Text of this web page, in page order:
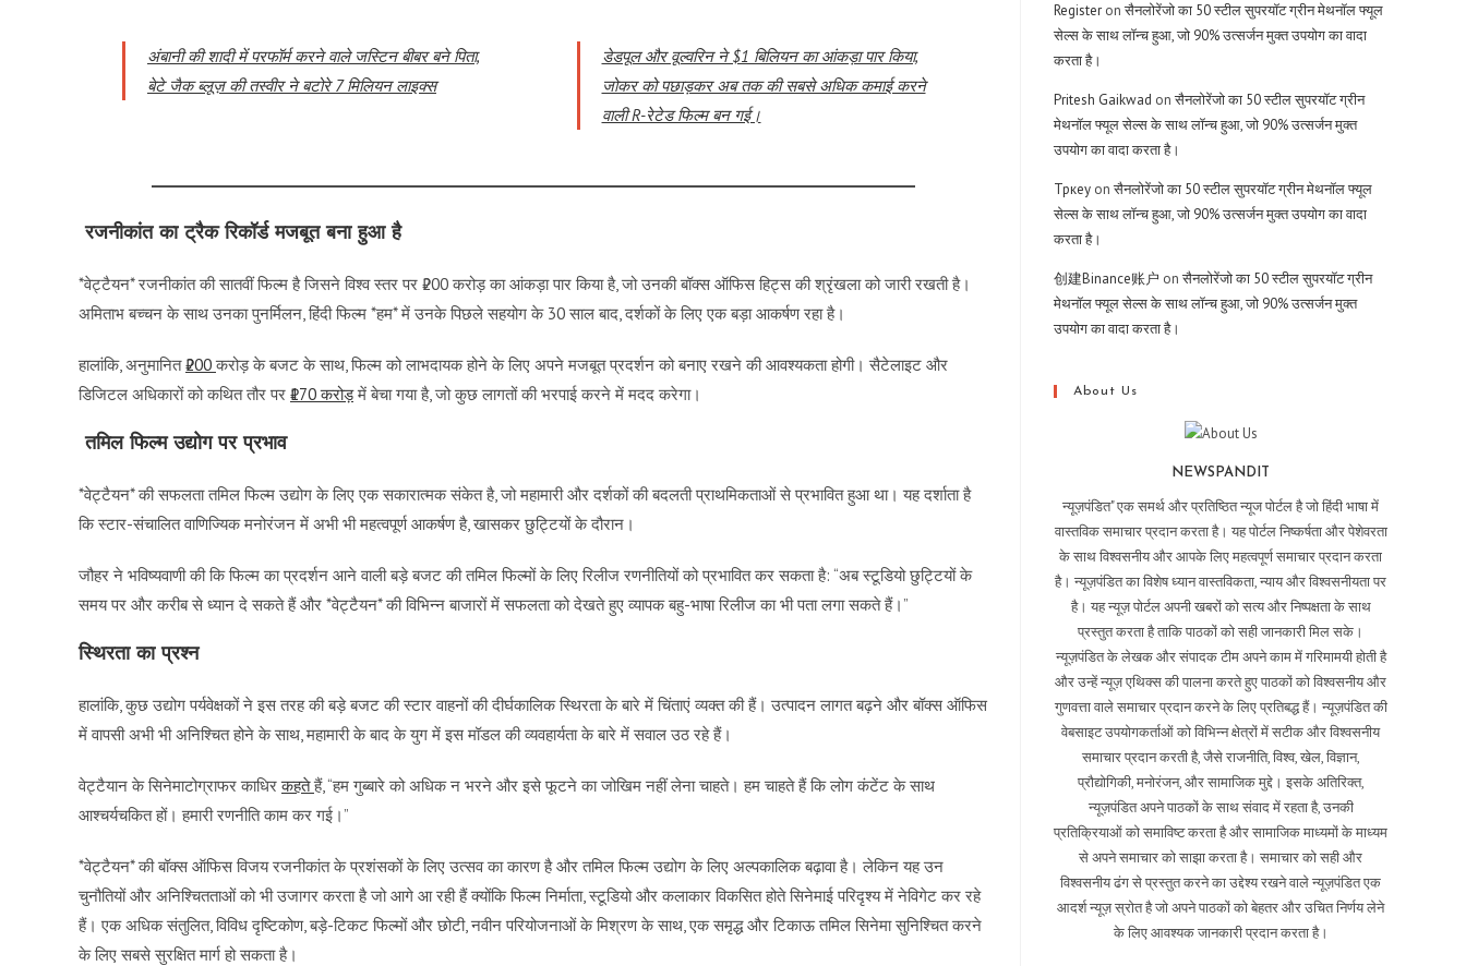
अंबानी की शादी में परफॉर्म करने वाले जस्टिन बीबर बने पिता,
बेटे जैक ब्लूज़ की तस्वीर ने बटोरे 7 मिलियन लाइक्स
डेडपूल और वूल्वरिन ने $1 बिलियन का आंकड़ा पार किया,
जोकर को पछाड़कर अब तक की सबसे अधिक कमाई करने
वाली R-रेटेड फिल्म बन गई।
रजनीकांत का ट्रैक रिकॉर्ड मजबूत बना हुआ है
*वेट्टैयन* रजनीकांत की सातवीं फिल्म है जिसने विश्व स्तर पर ₹200 करोड़ का आंकड़ा पार किया है, जो उनकी बॉक्स ऑफिस हिट्स की श्रृंखला को जारी रखती है।
अमिताभ बच्चन के साथ उनका पुनर्मिलन, हिंदी फिल्म *हम* में उनके पिछले सहयोग के 30 साल बाद, दर्शकों के लिए एक बड़ा आकर्षण रहा है।
हालांकि, अनुमानित₹200करोड़ के बजट के साथ, फिल्म को लाभदायक होने के लिए अपने मजबूत प्रदर्शन को बनाए रखने की आवश्यकता होगी। सैटेलाइट और
डिजिटल अधिकारों को कथित तौर पर ₹170 करोड़में बेचा गया है, जो कुछ लागतों की भरपाई करने में मदद करेगा।
तमिल फिल्म उद्योग पर प्रभाव
*वेट्टैयन* की सफलता तमिल फिल्म उद्योग के लिए एक सकारात्मक संकेत है, जो महामारी और दर्शकों की बदलती प्राथमिकताओं से प्रभावित हुआ था। यह दर्शाता है
कि स्टार-संचालित वाणिज्यिक मनोरंजन में अभी भी महत्वपूर्ण आकर्षण है, खासकर छुट्टियों के दौरान।
जौहर ने भविष्यवाणी की कि फिल्म का प्रदर्शन आने वाली बड़े बजट की तमिल फिल्मों के लिए रिलीज रणनीतियों को प्रभावित कर सकता है: “अब स्टूडियो छुट्टियों के
समय पर और करीब से ध्यान दे सकते हैं और *वेट्टैयन* की विभिन्न बाजारों में सफलता को देखते हुए व्यापक बहु-भाषा रिलीज का भी पता लगा सकते हैं।”
स्थिरता का प्रश्न
हालांकि, कुछ उद्योग पर्यवेक्षकों ने इस तरह की बड़े बजट की स्टार वाहनों की दीर्घकालिक स्थिरता के बारे में चिंताएं व्यक्त की हैं। उत्पादन लागत बढ़ने और बॉक्स ऑफिस
में वापसी अभी भी अनिश्चित होने के साथ, महामारी के बाद के युग में इस मॉडल की व्यवहार्यता के बारे में सवाल उठ रहे हैं।
वेट्टैयान के सिनेमाटोग्राफर काधिरकहतेहैं, “हम गुब्बारे को अधिक न भरने और इसे फूटने का जोखिम नहीं लेना चाहते। हम चाहते हैं कि लोग कंटेंट के साथ
आश्चर्यचकित हों। हमारी रणनीति काम कर गई।”
*वेट्टैयन* की बॉक्स ऑफिस विजय रजनीकांत के प्रशंसकों के लिए उत्सव का कारण है और तमिल फिल्म उद्योग के लिए अल्पकालिक बढ़ावा है। लेकिन यह उन
चुनौतियों और अनिश्चितताओं को भी उजागर करता है जो आगे आ रही हैं क्योंकि फिल्म निर्माता, स्टूडियो और कलाकार विकसित होते सिनेमाई परिदृश्य में नेविगेट कर रहे
हैं। एक अधिक संतुलित, विविध दृष्टिकोण, बड़े-टिकट फिल्मों और छोटी, नवीन परियोजनाओं के मिश्रण के साथ, एक समृद्ध और टिकाऊ तमिल सिनेमा सुनिश्चित करने
के लिए सबसे सुरक्षित मार्ग हो सकता है।
Register onसैनलोरेंजो का 50 स्टील सुपरयॉट ग्रीन मेथनॉल फ्यूल
सेल्स के साथ लॉन्च हुआ, जो 90% उत्सर्जन मुक्त उपयोग का वादा
करता है।
Pritesh Gaikwad onसैनलोरेंजो का 50 स्टील सुपरयॉट ग्रीन
मेथनॉल फ्यूल सेल्स के साथ लॉन्च हुआ, जो 90% उत्सर्जन मुक्त
उपयोग का वादा करता है।
Тркеу onसैनलोरेंजो का 50 स्टील सुपरयॉट ग्रीन मेथनॉल फ्यूल
सेल्स के साथ लॉन्च हुआ, जो 90% उत्सर्जन मुक्त उपयोग का वादा
करता है।
创建Binance账户 onसैनलोरेंजो का 50 स्टील सुपरयॉट ग्रीन
मेथनॉल फ्यूल सेल्स के साथ लॉन्च हुआ, जो 90% उत्सर्जन मुक्त
उपयोग का वादा करता है।
About Us
NEWSPANDIT
न्यूज़पंडित" एक समर्थ और प्रतिष्ठित न्यूज पोर्टल है जो हिंदी भाषा में
वास्तविक समाचार प्रदान करता है। यह पोर्टल निष्कर्षता और पेशेवरता
के साथ विश्वसनीय और आपके लिए महत्वपूर्ण समाचार प्रदान करता
है। न्यूज़पंडित का विशेष ध्यान वास्तविकता, न्याय और विश्वसनीयता पर
है। यह न्यूज़ पोर्टल अपनी खबरों को सत्य और निष्पक्षता के साथ
प्रस्तुत करता है ताकि पाठकों को सही जानकारी मिल सके।
न्यूज़पंडित के लेखक और संपादक टीम अपने काम में गरिमामयी होती है
और उन्हें न्यूज़ एथिक्स की पालना करते हुए पाठकों को विश्वसनीय और
गुणवत्ता वाले समाचार प्रदान करने के लिए प्रतिबद्ध हैं। न्यूज़पंडित की
वेबसाइट उपयोगकर्ताओं को विभिन्न क्षेत्रों में सटीक और विश्वसनीय
समाचार प्रदान करती है, जैसे राजनीति, विश्व, खेल, विज्ञान,
प्रौद्योगिकी, मनोरंजन, और सामाजिक मुद्दे। इसके अतिरिक्त,
न्यूज़पंडित अपने पाठकों के साथ संवाद में रहता है, उनकी
प्रतिक्रियाओं को समाविष्ट करता है और सामाजिक माध्यमों के माध्यम
से अपने समाचार को साझा करता है। समाचार को सही और
विश्वसनीय ढंग से प्रस्तुत करने का उद्देश्य रखने वाले न्यूज़पंडित एक
आदर्श न्यूज़ स्रोत है जो अपने पाठकों को बेहतर और उचित निर्णय लेने
के लिए आवश्यक जानकारी प्रदान करता है।